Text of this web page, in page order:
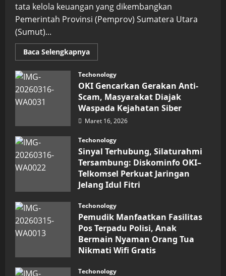
tata kelola keuangan yang dikembangkan
Pemerintah Provinsi (Pemprov) Sumatera Utara
(Sumut)...
Baca SelengkapnyaRead
more
Inovasi
Digital
Keuangan
Sumut
Berbuah
Prestasi,
Raih
Penghargaan
Techonology
OKI Gencarkan Gerakan Anti-
Scam, Masyarakat Diajak
Waspada Kejahatan Siber
Maret 16, 2026
Techonology
Sinyal Terhubung, Silaturahmi
Tersambung: Diskominfo OKI–
Telkomsel Perkuat Jaringan
Jelang Idul Fitri
Techonology
Pemudik Manfaatkan Fasilitas
Pos Terpadu Polisi, Anak
Bermain Nyaman Orang Tua
Nikmati Wifi Gratis
Techonology